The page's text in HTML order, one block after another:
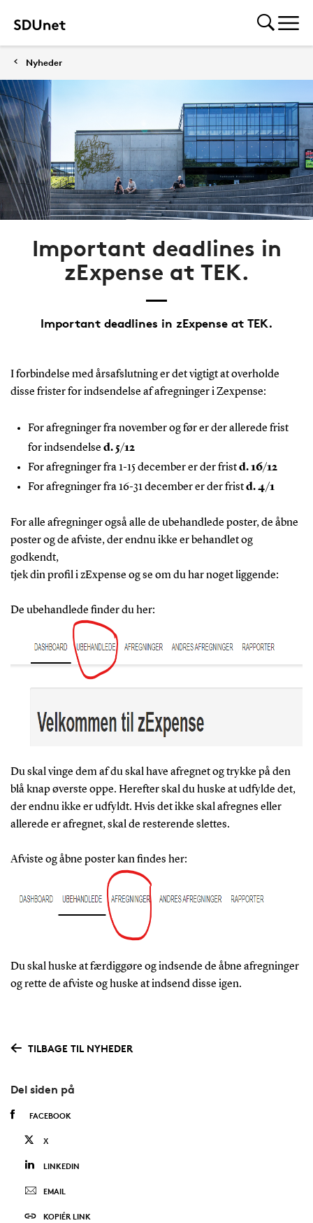
Nyheder
Important deadlines in
zExpense at TEK.
Important deadlines in zExpense at TEK.
I forbindelse med årsafslutning er det vigtigt at overholde
disse frister for indsendelse af afregninger i Zexpense:
For afregninger fra november og før er der allerede frist
for indsendelse d. 5/12
For afregninger fra 1-15 december er der fristd. 16/12
For afregninger fra 16-31 december er der fristd. 4/1
For alle afregninger også alle de ubehandlede poster, de åbne
poster og de afviste, der endnu ikke er behandlet og
godkendt,
tjek din profil i zExpense og se om du har noget liggende:
De ubehandlede finder du her:
Du skal vinge dem af du skal have afregnet og trykke på den
blå knap øverste oppe. Herefter skal du huske at udfylde det,
der endnu ikke er udfyldt. Hvis det ikke skal afregnes eller
allerede er afregnet, skal de resterende slettes.
Afviste og åbne poster kan findes her:
Du skal huske at færdiggøre og indsende de åbne afregninger
og rette de afviste og huske at indsend disse igen.
TILBAGE TIL NYHEDER
Del siden på
FACEBOOK
X
LINKEDIN
EMAIL
KOPIÉR LINK